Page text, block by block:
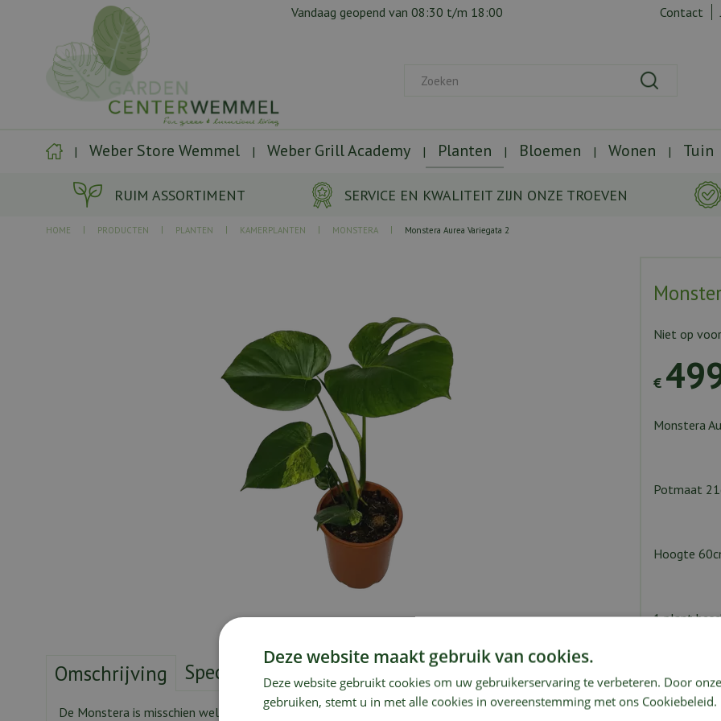
RUIM ASSORTIMENT SERVICE EN KWALITEIT ZIJN ONZE TROEVEN
HOME PRODUCTEN PLANTEN KAMERPLANTEN MONSTERA Monstera Aurea Variegata 2
Vandaag geopend van 08:30 t/m 18:00 Contact
Weber Store Wemmel Weber Grill Academy Planten Bloemen Wonen Tuin
€
Niet op
Monstera
Potmaat
Hoogte
1 plant
E-
Omschrijving Specificaties Verzendkosten Showroom
De Monstera is misschien wel dé kamerplant van het moment. De opvallende bladeren met van nature
Deze website maakt gebruik van cookies.
Deze website gebruikt cookies om uw gebruikerservaring te verbeteren. Door
gebruiken, stemt u in met alle cookies in overeenstemming met ons Cookiebeleid.